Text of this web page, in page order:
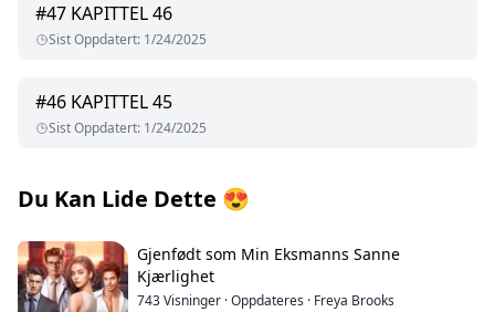
#47 KAPITTEL 46
Sist Oppdatert: 1/24/2025
#46 KAPITTEL 45
Sist Oppdatert: 1/24/2025
Du Kan Lide Dette 😍
Gjenfødt som Min Eksmanns Sanne
Kjærlighet
743Visninger ·Oppdateres · Freya Brooks